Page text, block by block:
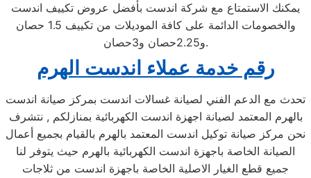
يمكنك الاستمتاع مع شركة اندست بأفضل عروض تكييف اندست
والخصومات الدائمة على كافة الموديلات من تكييف 1.5 حصان
و2.25حصان و3حصان.
رقم خدمة عملاء اندست الهرم
تحدث مع الدعم الفني لصيانة غسالات اندست بمركز صيانة اندست
بالهرم المعتمد لصيانة اجهزة اندست الكهربائية بمنازلكم , نتشرف
نحن مركز صيانة توكيل اندست المعتمد بالهرم بالقيام بجميع أعمال
الصيانة الخاصة باجهزة اندست الكهربائية بالهرم حيث يتوفر لنا
جميع قطع الغيار الاصلية الخاصة باجهزة اندست من ثلاجات